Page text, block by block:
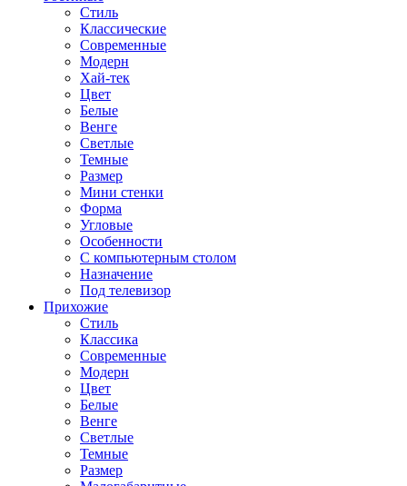
Стиль
Классические
Современные
Модерн
Хай-тек
Цвет
Белые
Венге
Светлые
Темные
Размер
Мини стенки
Форма
Угловые
Особенности
С компьютерным столом
Назначение
Под телевизор
Прихожие
Стиль
Классика
Современные
Модерн
Цвет
Белые
Венге
Светлые
Темные
Размер